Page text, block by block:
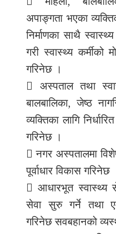
अपाङ्गता भएका
निर्माणका साथै
गरी स्वास्थ्य कर्मीको
गरिनेछ ।
 अस्पताल तथा
बालबालिका, जेष्ठ
व्यक्तिका लागि
गरिनेछ ।
 नगर अस्पतालमा
पूर्वाधार विकास गरिनेछ
 आधारभूत स्वास्थ्य
सेवा सुरु गर्ने तथा
गरिनेछ सवबहानको